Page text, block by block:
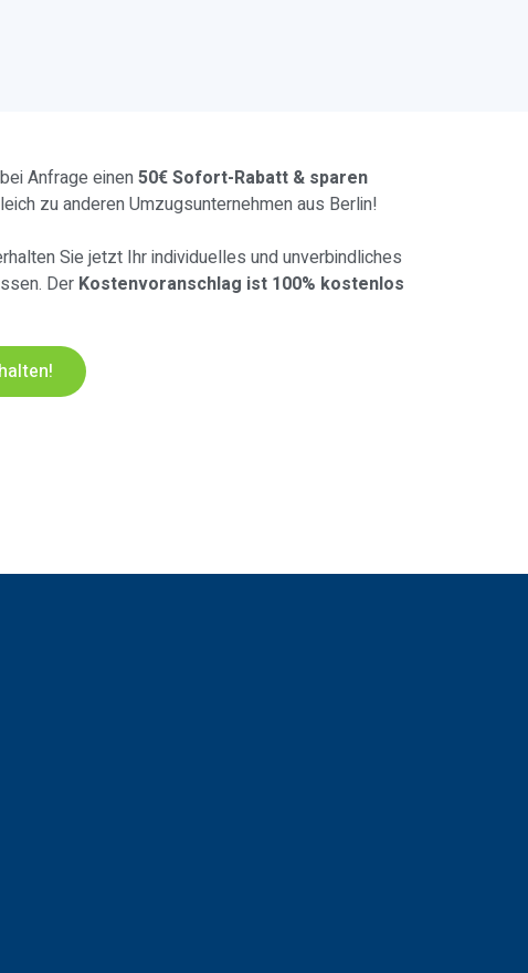
Anfrage einen50€ Sofort-Rabatt & sparen
zu anderen Umzugsunternehmen aus Berlin!
Sie jetzt Ihr individuelles und unverbindliches
Der Kostenvoranschlag ist 100% kostenlos